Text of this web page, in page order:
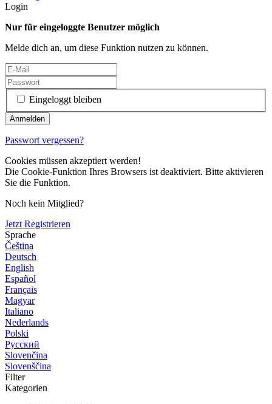
Login
Nur für eingeloggte Benutzer möglich
Melde dich an, um diese Funktion nutzen zu können.
Eingeloggt bleiben
Passwort vergessen?
Cookies müssen akzeptiert werden!
Die Cookie-Funktion Ihres Browsers ist deaktiviert. Bitte aktivieren
Sie die Funktion.
Noch kein Mitglied?
Jetzt Registrieren
Sprache
Čeština
Deutsch
English
Español
Français
Magyar
Italiano
Nederlands
Polski
Русский
Slovenčina
Slovenščina
Filter
Kategorien